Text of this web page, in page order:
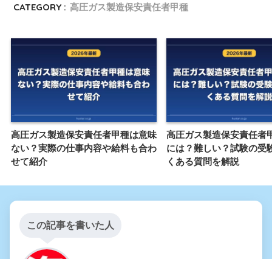
CATEGORY : 高圧ガス製造保安責任者甲種
高圧ガス製造保安責任者甲種は意味
ない？実際の仕事内容や給料も合わ
せて紹介
高圧ガス製造保安責任者
には？難しい？試験の受
くある質問を解説
この記事を書いた人